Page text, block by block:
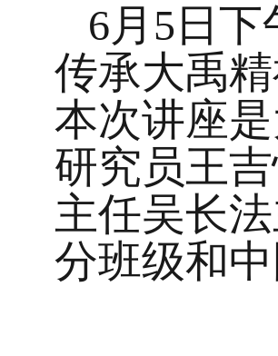
6月5日
传承大禹
本次讲座
研究员王
主任吴长
分班级和